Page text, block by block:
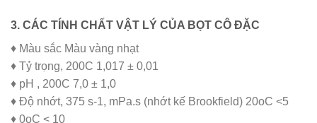
3. CÁC TÍNH CHẤT VẬT LÝ CỦA BỌT CÔ ĐẶC
♦ Màu sắc Màu vàng nhạt
♦ Tỷ trọng, 200C 1,017 ± 0,01
♦ pH , 200C 7,0 ± 1,0
♦ Độ nhớt, 375 s-1, mPa.s (nhớt kế Brookfield) 20oC <5
♦ 0oC < 10